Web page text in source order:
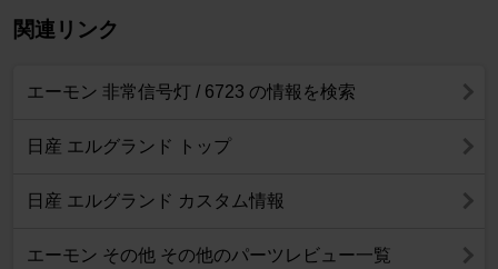
関連リンク
エーモン 非常信号灯 / 6723 の情報を検索
日産 エルグランド トップ
日産 エルグランド カスタム情報
エーモン その他 その他のパーツレビュー一覧